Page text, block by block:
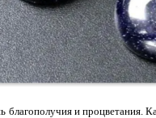
и процветания.